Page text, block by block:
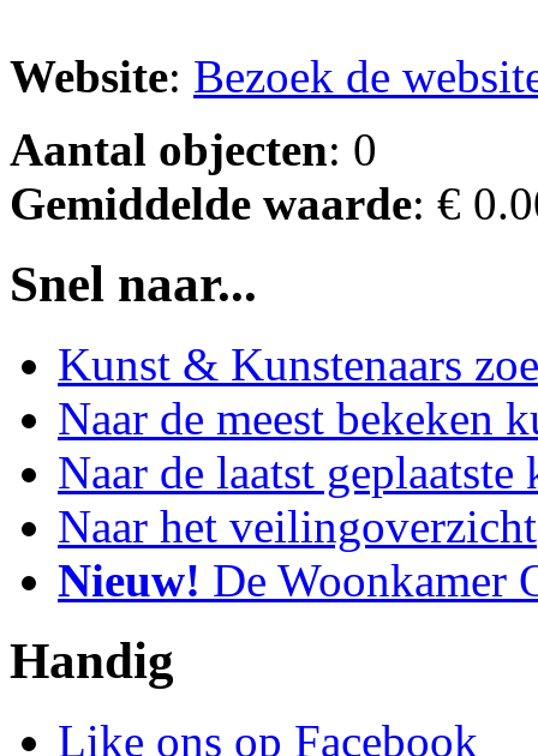
Website: Bezoek de
Aantal objecten: 0
Gemiddelde waarde: €
Snel naar...
Kunst & Kunstenaars
Naar de meest bekeken
Naar de laatst geplaatste
Naar het veilingoverzicht
Nieuw! De Woonkamer
Handig
Like ons op Facebook